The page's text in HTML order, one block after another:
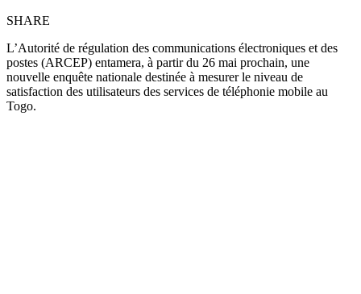
SHARE
L’Autorité de régulation des communications électroniques et des
postes (ARCEP) entamera, à partir du 26 mai prochain, une
nouvelle enquête nationale destinée à mesurer le niveau de
satisfaction des utilisateurs des services de téléphonie mobile au
Togo.